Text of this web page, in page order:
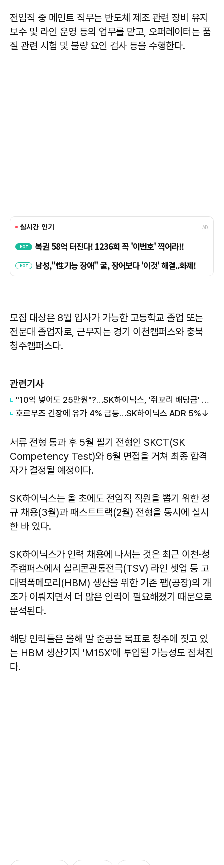
전임직 중 메인트 직무는 반도체 제조 관련 장비 유지
보수 및 라인 운영 등의 업무를 맡고, 오퍼레이터는 품
질 관련 시험 및 불량 요인 검사 등을 수행한다.
모집 대상은 8월 입사가 가능한 고등학교 졸업 또는
전문대 졸업자로, 근무지는 경기 이천캠퍼스와 충북
청주캠퍼스다.
관련기사
"10억 넣어도 25만원"?…SK하이닉스, '쥐꼬리 배당금' 여론 보니
호르무즈 긴장에 유가 4% 급등…SK하이닉스 ADR 5%↓
서류 전형 통과 후 5월 필기 전형인 SKCT(SK
Competency Test)와 6월 면접을 거쳐 최종 합격
자가 결정될 예정이다.
SK하이닉스는 올 초에도 전임직 직원을 뽑기 위한 정
규 채용(3월)과 패스트트랙(2월) 전형을 동시에 실시
한 바 있다.
SK하이닉스가 인력 채용에 나서는 것은 최근 이천·청
주캠퍼스에서 실리콘관통전극(TSV) 라인 셋업 등 고
대역폭메모리(HBM) 생산을 위한 기존 팹(공장)의 개
조가 이뤄지면서 더 많은 인력이 필요해졌기 때문으로
분석된다.
해당 인력들은 올해 말 준공을 목표로 청주에 짓고 있
는 HBM 생산기지 'M15X'에 투입될 가능성도 점쳐진
다.